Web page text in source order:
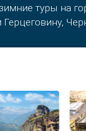
туры на